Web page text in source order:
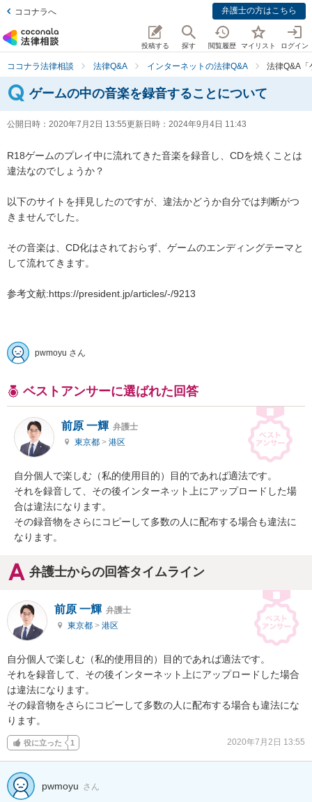
ココナラへ 弁護士の方はこちら
投稿する 探す 閲覧履歴 マイリスト ログイン
ココナラ法律相談 法律Q&A インターネットの法律Q&A 法律Q&A「
ゲームの中の音楽を録音することについて
公開日時： 2020年7月2日 13:55更新日時： 2024年9月4日 11:43
R18ゲームのプレイ中に流れてきた音楽を録音し、CDを焼くことは
違法なのでしょうか？
以下のサイトを拝見したのですが、違法かどうか自分では判断がつ
きませんでした。
その音楽は、CD化はされておらず、ゲームのエンディングテーマと
して流れてきます。
参考文献:https://president.jp/articles/-/9213
pwmoyu さん
ベストアンサーに選ばれた回答
前原 一輝 弁護士
東京都 > 港区
自分個人で楽しむ（私的使用目的）目的であれば適法です。
それを録音して、その後インターネット上にアップロードした場
合は違法になります。
その録音物をさらにコピーして多数の人に配布する場合も違法に
なります。
弁護士からの回答タイムライン
前原 一輝 弁護士
東京都 > 港区
自分個人で楽しむ（私的使用目的）目的であれば適法です。
それを録音して、その後インターネット上にアップロードした場合
は違法になります。
その録音物をさらにコピーして多数の人に配布する場合も違法にな
ります。
役に立った 1 2020年7月2日 13:55
pwmoyu さん